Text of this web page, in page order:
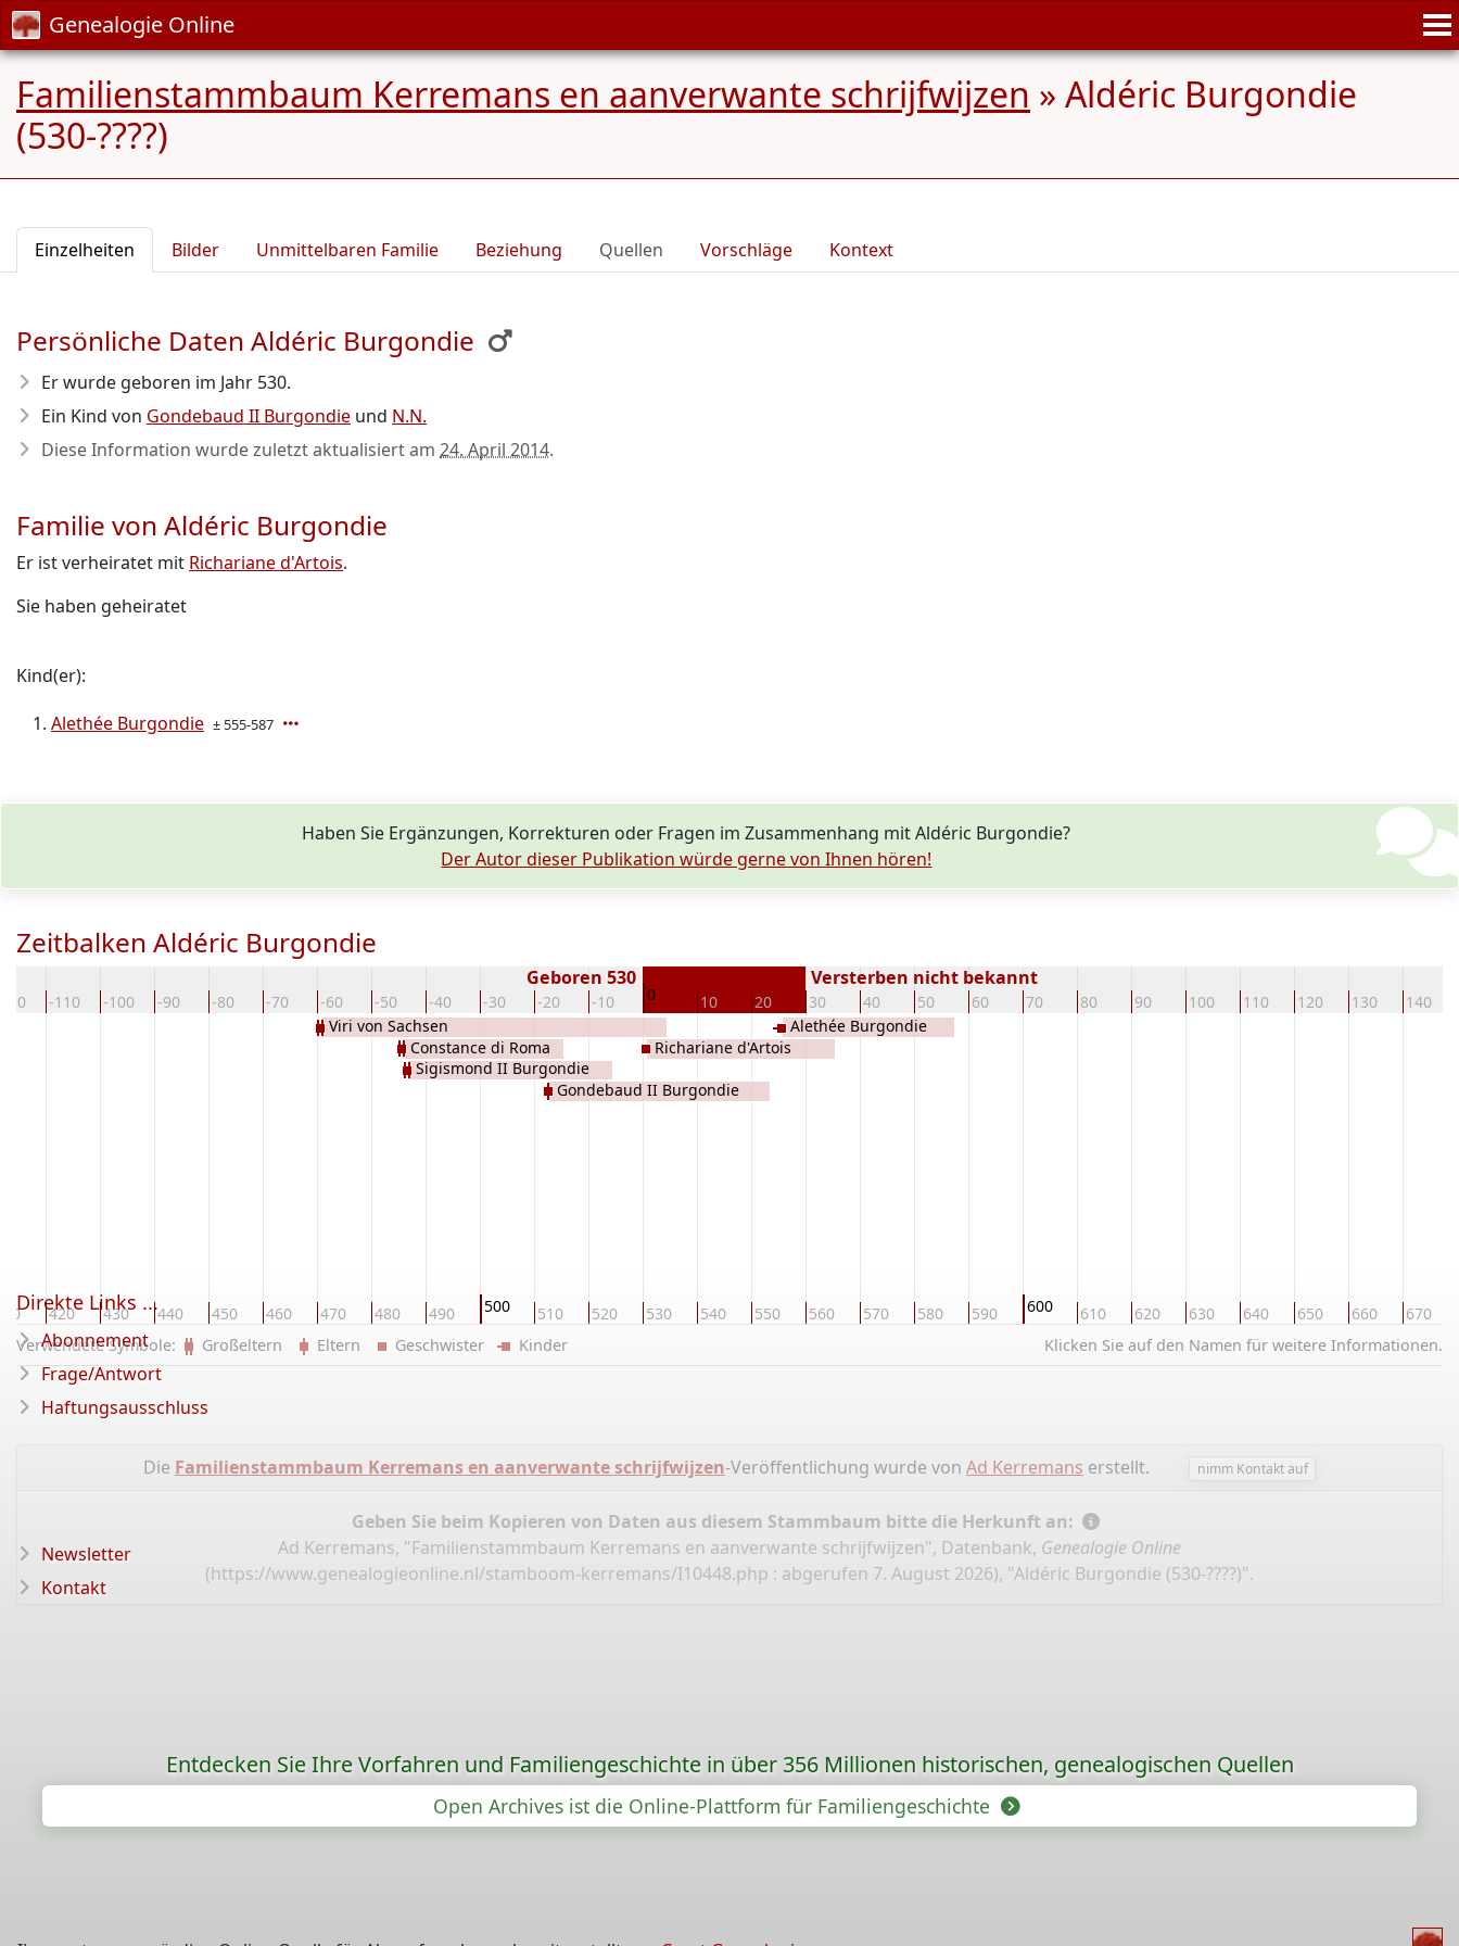
Genealogie Online
Familienstammbaum Kerremans en aanverwante schrijfwijzen » Aldéric Burgondie
(530-????)
Einzelheiten Bilder Unmittelbaren Familie Beziehung Quellen Vorschläge Kontext
Persönliche Daten Aldéric Burgondie
Er wurde geboren im Jahr 530.
Ein Kind von Gondebaud II Burgondie und N.N.
Diese Information wurde zuletzt aktualisiert am 24. April 2014.
Familie von Aldéric Burgondie
Er ist verheiratet mit Richariane d'Artois.
Sie haben geheiratet
Kind(er):
Alethée Burgondie ± 555-587
Haben Sie Ergänzungen, Korrekturen oder Fragen im Zusammenhang mit Aldéric Burgondie?
Der Autor dieser Publikation würde gerne von Ihnen hören!
Zeitbalken Aldéric Burgondie
-110 -100 -90 -80 -70 -60 -50 -40 -30 -20 -10 0 10 20 30 40 50 60 70 80 90 100 110 120 130 140
Geboren 530 Versterben nicht bekannt
420 430 440 450 460 470 480 490 500 510 520 530 540 550 560 570 580 590 600 610 620 630 640 650 660 670
Viri von Sachsen
Constance di Roma
Sigismond II Burgondie
Gondebaud II Burgondie
Richariane d'Artois
Alethée Burgondie
Klicken Sie auf den Namen für weitere Informationen.
Verwendete Symbole: Großeltern Eltern Geschwister Kinder
Die Familienstammbaum Kerremans en aanverwante schrijfwijzen-Veröffentlichung wurde von Ad Kerremans erstellt. nimm Kontakt auf
Geben Sie beim Kopieren von Daten aus diesem Stammbaum bitte die Herkunft an:
Ad Kerremans, "Familienstammbaum Kerremans en aanverwante schrijfwijzen", Datenbank, Genealogie Online
(https://www.genealogieonline.nl/stamboom-kerremans/I10448.php : abgerufen 7. August 2026), "Aldéric Burgondie (530-????)".
Direkte Links ...
Abonnement
Frage/Antwort
Haftungsausschluss
Newsletter
Kontakt
Entdecken Sie Ihre Vorfahren und Familiengeschichte in über 356 Millionen historischen, genealogischen Quellen
Open Archives ist die Online-Plattform für Familiengeschichte